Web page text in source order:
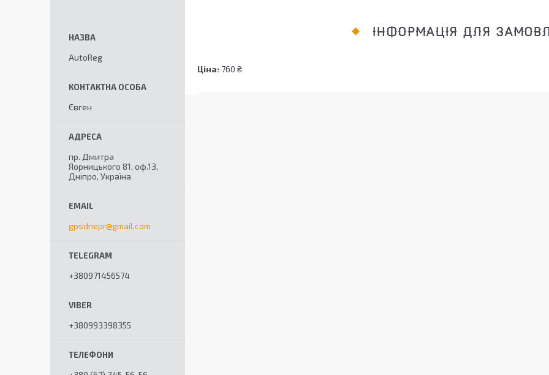
ІНФОРМАЦІЯ ДЛЯ
Ціна: 760 ₴
AutoReg
Євген
пр. Дмитра
Яорницького 81, оф.13,
Дніпро, Україна
gpsdnepr@gmail.com
+380971456574
+380993398355